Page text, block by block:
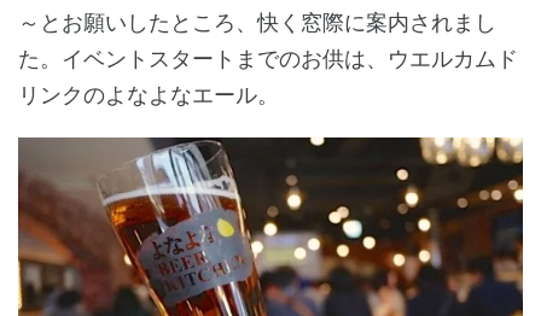
～とお願いしたところ、快く窓際に案内されまし
た。イベントスタートまでのお供は、ウエルカムド
リンクのよなよなエール。